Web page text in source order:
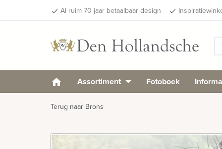
done Al ruim 70 jaar betaalbaar design done
Assortiment Fotoboek
Terug naar Brons